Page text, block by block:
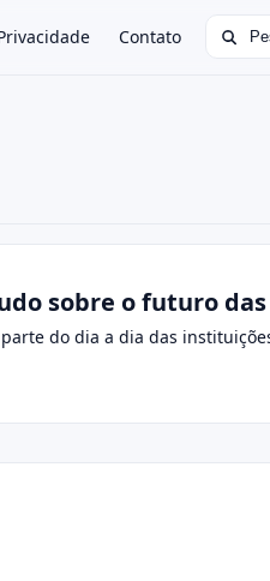
Contato
sobre o futuro
do dia a dia das